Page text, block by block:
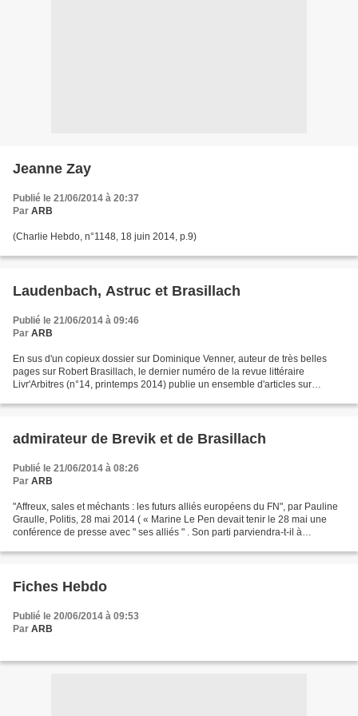
Jeanne Zay
Publié le 21/06/2014 à 20:37
Par ARB
(Charlie Hebdo, n°1148, 18 juin 2014, p.9)
Laudenbach, Astruc et Brasillach
Publié le 21/06/2014 à 09:46
Par ARB
En sus d'un copieux dossier sur Dominique Venner, auteur de très belles
pages sur Robert Brasillach, le dernier numéro de la revue littéraire
Livr'Arbitres (n°14, printemps 2014) publie un ensemble d'articles sur
admirateur de Brevik et de Brasillach
Publié le 21/06/2014 à 08:26
Par ARB
"Affreux, sales et méchants : les futurs alliés européens du FN", par Pauline
Graulle, Politis, 28 mai 2014 ( « Marine Le Pen devait tenir le 28 mai une
conférence de presse avec " ses alliés " . Son parti parviendra-t-il à
Fiches Hebdo
Publié le 20/06/2014 à 09:53
Par ARB